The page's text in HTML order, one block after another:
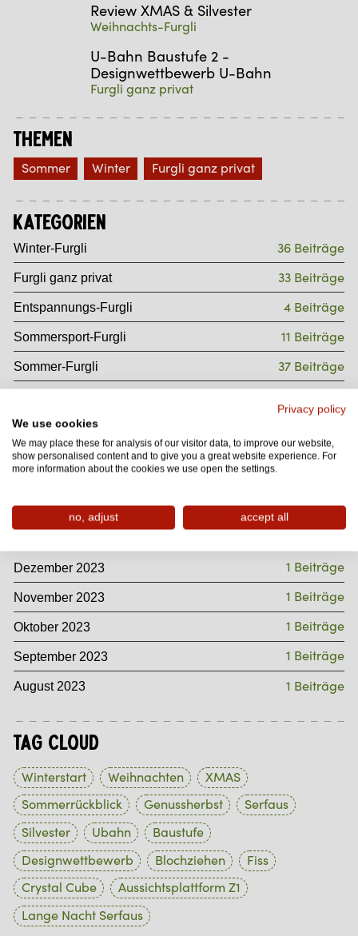
Review XMAS & Silvester
Weihnachts-Furgli
U-Bahn Baustufe 2 -
Designwettbewerb U-Bahn
Furgli ganz privat
Themen
Sommer Winter Furgli ganz privat
Kategorien
Winter-Furgli 36 Beiträge
Furgli ganz privat 33 Beiträge
Entspannungs-Furgli 4 Beiträge
Sommersport-Furgli 11 Beiträge
Sommer-Furgli 37 Beiträge
Wintersport-Furgli
Wander-Furgli 7 Beiträge
Dezember 2023 1 Beiträge
November 2023 1 Beiträge
Oktober 2023 1 Beiträge
September 2023 1 Beiträge
August 2023 1 Beiträge
Tag Cloud
Winterstart Weihnachten
XMAS
Sommerrückblick
Genussherbst
Serfaus
Silvester
Ubahn
Baustufe
Designwettbewerb
Blochziehen
Fiss
Crystal Cube
Aussichtsplattform Z1
Lange Nacht Serfaus
Privacy policy
We use cookies
We may place these for analysis of our visitor data, to improve our website,
show personalised content and to give you a great website experience. For
more information about the cookies we use open the settings.
no, adjust accept all